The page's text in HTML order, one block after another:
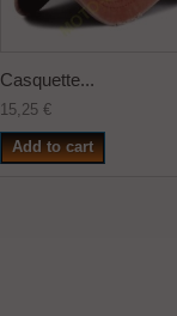
Casquette...
15,25 €
Add to cart